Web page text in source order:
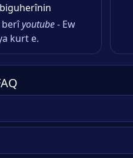
berîyoutube- Ew
kurt e.